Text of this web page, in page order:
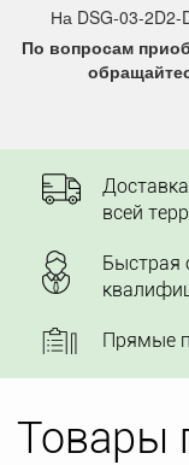
На DSG-03-2D2-
По вопросам
всей
Быстрая
Прямые
Товары